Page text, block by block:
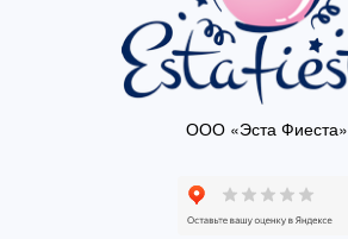
ООО «Эста Фиеста»